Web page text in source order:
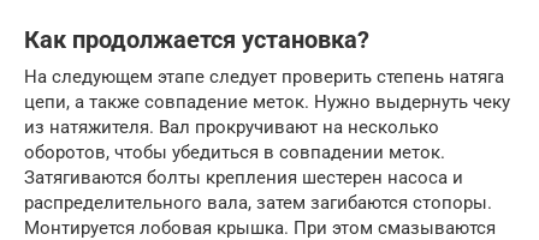
Как продолжается установка?
На следующем этапе следует проверить степень натяга
цепи, а также совпадение меток. Нужно выдернуть чеку
из натяжителя. Вал прокручивают на несколько
оборотов, чтобы убедиться в совпадении меток.
Затягиваются болты крепления шестерен насоса и
распределительного вала, затем загибаются стопоры.
Монтируется лобовая крышка. При этом смазываются